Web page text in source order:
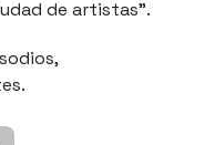
de artistas”.